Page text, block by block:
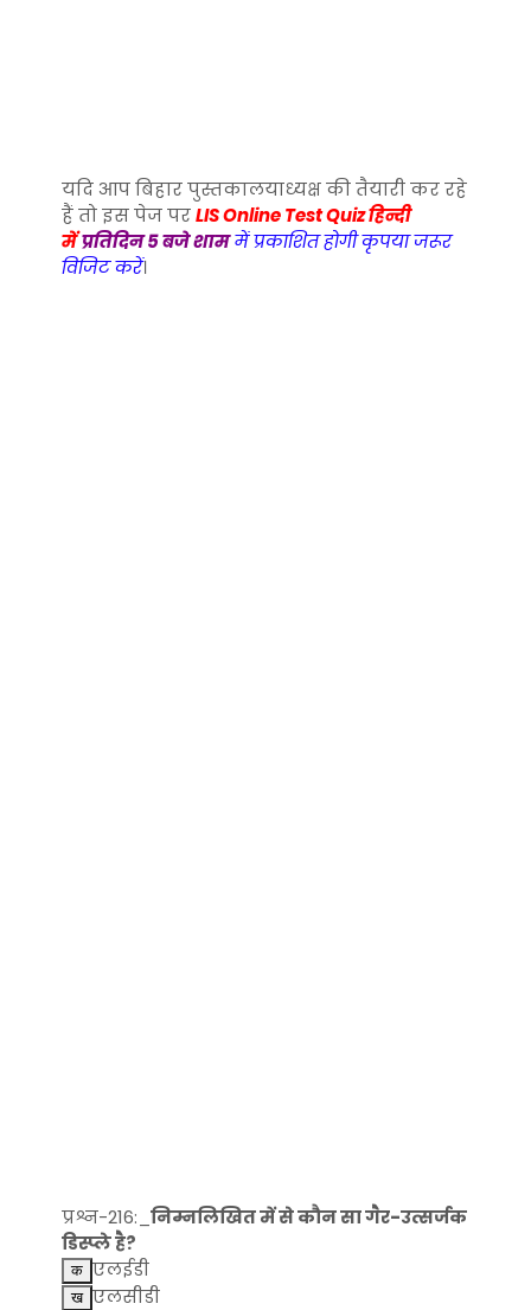
यदि आप बिहार पुस्तकालयाध्यक्ष की तैयारी कर रहे
हैं तो इस पेज परLIS Online Test Quiz हिन्दी
मेंप्रतिदिन 5 बजे शाममें प्रकाशित होगी कृपया जरूर
विजिट करें।
प्रश्न-216:_ निम्नलिखित में से कौन सा गैर-उत्सर्जक
डिस्प्ले है?
एलईडी
एलसीडी